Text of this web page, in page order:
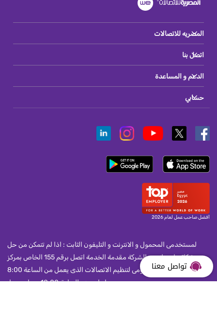
المصريه للاتصالات
اتصل بنا
الدعم و المساعدة
حسابي
أفضل صاحب عمل لعام 2026
لمستخدمى المحمول و الانترنت و التليفون الثابت : اذا لم تتمكن من حل
مشكلة واجهتك مع الشركة مقدمة الخدمة اتصل برقم 155 الخاص بمركز
خدمة العملاء بالجهاز القومى لتنظيم الاتصالات الذى يعمل من الساعة 8:00
صباحا و حتى الساعة 10:00 مساء يوميا.
تواصل معنا